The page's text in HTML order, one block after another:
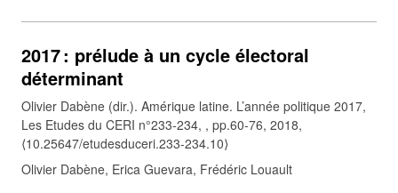
2017 : prélude à un cycle électoral
déterminant
Olivier Dabène (dir.). Amérique latine. L’année politique 2017,
Les Etudes du CERI n°233-234, , pp.60-76, 2018,
⟨10.25647/etudesduceri.233-234.10⟩
Olivier Dabène, Erica Guevara, Frédéric Louault